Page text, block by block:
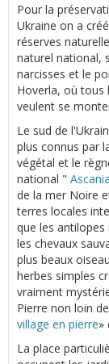
Pour la
Ukraine on a
réserves
naturel national,
narcisses et le
Hoverla, où tous
veulent se
Le sud de
plus connus par
végétal et le
national "
de la mer Noire
terres locales
que les antilopes
les chevaux
plus beaux
herbes simples
vraiment
Pierre non loin de
village en pierre»
La place